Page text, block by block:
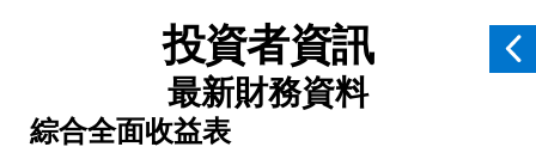
投資者資訊
最新財務資料
綜合全面收益表